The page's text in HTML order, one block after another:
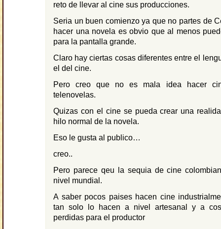
reto de llevar al cine sus producciones.
Seria un buen comienzo ya que no partes de
hacer una novela es obvio que al menos
para la pantalla grande.
Claro hay ciertas cosas diferentes entre el
el del cine.
Pero creo que no es mala idea hacer
telenovelas.
Quizas con el cine se pueda crear una
hilo normal de la novela.
Eso le gusta al publico…
creo..
Pero parece qeu la sequia de cine
nivel mundial.
A saber pocos paises hacen cine
tan solo lo hacen a nivel artesanal y a
perdidas para el productor